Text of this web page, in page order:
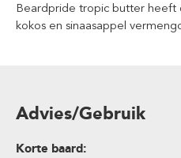
Beardpride tropic butter heeft
kokos en sinaasappel
Advies/Gebruik
Korte baard: